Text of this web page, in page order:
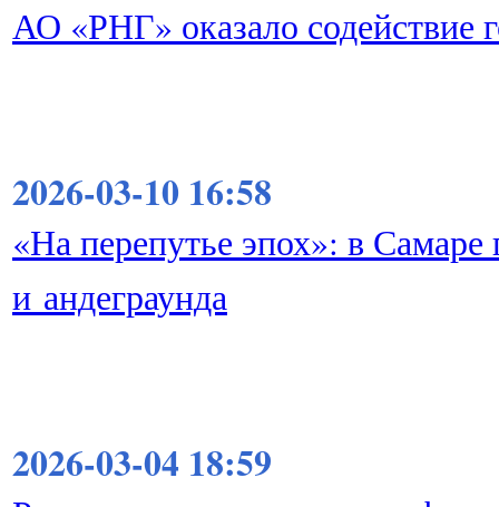
АО «РНГ» оказало содействие
2026-03-10 16:58
«На перепутье эпох»: в Самаре
и андеграунда
2026-03-04 18:59